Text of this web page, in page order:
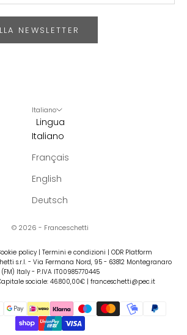
NEWSLETTER
Italiano
Lingua
Italiano
Français
English
Deutsch
© 2026 - Franceschetti
policy| Termini e condizioni | ODR Platform
s.r.l. - Via Fermana Nord, 95 - 63812 Montegranaro
(FM) Italy - P.IVA IT00985770445
Capitale sociale: 46.800,00€ | franceschetti@pec.it